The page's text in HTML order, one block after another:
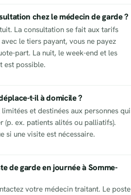
chez le médecin de garde ?
La consultation se fait aux tarifs
le tiers payant, vous ne payez
part. La nuit, le week-end et les
est possible.
t-il à domicile ?
et destinées aux personnes qui
(p. ex. patients alités ou palliatifs).
si une visite est nécessaire.
de garde en journée à Somme-
votre médecin traitant. Le poste